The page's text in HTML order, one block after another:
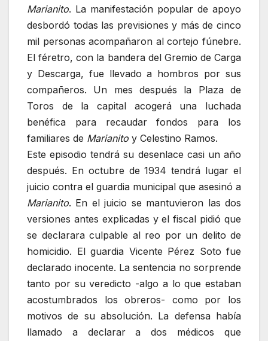
Marianito. La manifestación popular de apoyo
desbordó todas las previsiones y más de cinco
mil personas acompañaron al cortejo fúnebre.
El féretro, con la bandera del Gremio de Carga
y Descarga, fue llevado a hombros por sus
compañeros. Un mes después la Plaza de
Toros de la capital acogerá una luchada
benéfica para recaudar fondos para los
familiares de Marianito y Celestino Ramos.
Este episodio tendrá su desenlace casi un año
después. En octubre de 1934 tendrá lugar el
juicio contra el guardia municipal que asesinó a
Marianito. En el juicio se mantuvieron las dos
versiones antes explicadas y el fiscal pidió que
se declarara culpable al reo por un delito de
homicidio. El guardia Vicente Pérez Soto fue
declarado inocente. La sentencia no sorprende
tanto por su veredicto -algo a lo que estaban
acostumbrados los obreros- como por los
motivos de su absolución. La defensa había
llamado a declarar a dos médicos que